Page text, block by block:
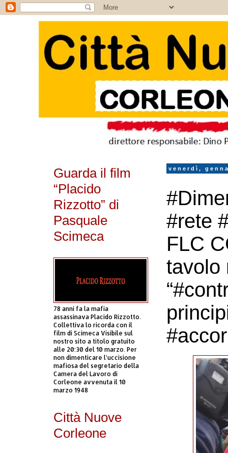
venerdì,
#rete
FLC
tavolo
Guarda il film
“Placido
Rizzotto” di
Pasquale
Scimeca
78 anni fa la mafia
assassinava Placido Rizzotto.
Collettiva lo ricorda con il
film di Scimeca Visibile sul
nostro sito a titolo gratuito
alle 20:30 del 10 marzo. Per
non dimenticare l’uccisione
mafiosa del segretario della
Camera del Lavoro di
Corleone avvenuta il 10
marzo 1948
Città Nuove
Corleone